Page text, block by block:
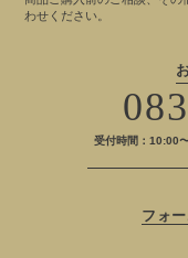
わせください。
受付時間：10:00
フォ